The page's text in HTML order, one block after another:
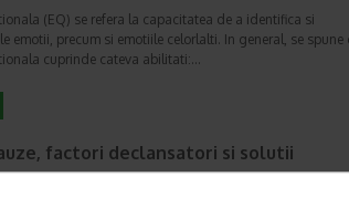
(EQ) se refera la capacitatea de a identifica si
emotii, precum si emotiile celorlalti. In general, se spune
cuprinde cateva abilitati:…
factori declansatori si solutii